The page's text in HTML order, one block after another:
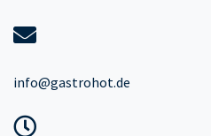
info@gastrohot.de